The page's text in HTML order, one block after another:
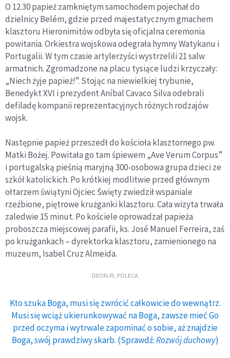
O 12.30 papież zamkniętym samochodem pojechał do
dzielnicy Belém, gdzie przed majestatycznym gmachem
klasztoru Hieronimitów odbyła się oficjalna ceremonia
powitania. Orkiestra wojskowa odegrała hymny Watykanu i
Portugalii. W tym czasie artylerzyści wystrzelili 21 salw
armatnich. Zgromadzone na placu tysiące ludzi krzyczały:
„Niech żyje papież!”. Stojąc na niewielkiej trybunie,
Benedykt XVI i prezydent Aníbal Cavaco Silva odebrali
defiladę kompanii reprezentacyjnych różnych rodzajów
wojsk.
Następnie papież przeszedł do kościoła klasztornego pw.
Matki Bożej. Powitała go tam śpiewem „Ave Verum Corpus”
i portugalską pieśnią maryjną 300-osobowa grupa dzieci ze
szkół katolickich. Po krótkiej modlitwie przed głównym
ołtarzem świątyni Ojciec Święty zwiedził wspaniale
rzeźbione, piętrowe krużganki klasztoru. Cała wizyta trwała
zaledwie 15 minut. Po kościele oprowadzał papieża
proboszcza miejscowej parafii, ks. José Manuel Ferreira, zaś
po krużgankach – dyrektorka klasztoru, zamienionego na
muzeum, Isabel Cruz Almeida.
DEON.PL POLECA
Kto szuka Boga, musi się zwrócić całkowicie do wewnątrz.
Musi się wciąż ukierunkowywać na Boga, zawsze mieć Go
przed oczyma i wytrwale zapominać o sobie, aż znajdzie
Boga, swój prawdziwy skarb. (Sprawdź:Rozwój duchowy)